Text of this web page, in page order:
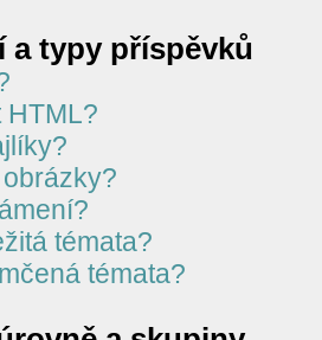
a typy příspěvků
HTML?
témata?
témata?